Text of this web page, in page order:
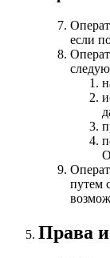
если
путем
Права